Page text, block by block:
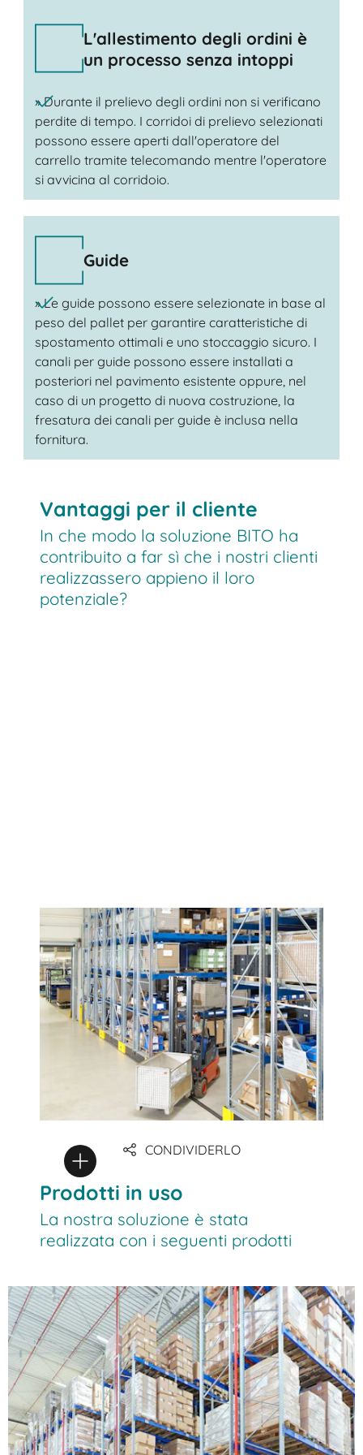
L'allestimento degli ordini è
un processo senza intoppi
» Durante il prelievo degli ordini non si verificano
perdite di tempo. I corridoi di prelievo selezionati
possono essere aperti dall'operatore del
carrello tramite telecomando mentre l'operatore
si avvicina al corridoio.
Guide
» Le guide possono essere selezionate in base al
peso del pallet per garantire caratteristiche di
spostamento ottimali e uno stoccaggio sicuro. I
canali per guide possono essere installati a
posteriori nel pavimento esistente oppure, nel
caso di un progetto di nuova costruzione, la
fresatura dei canali per guide è inclusa nella
fornitura.
Vantaggi per il cliente
In che modo la soluzione BITO ha
contribuito a far sì che i nostri clienti
realizzassero appieno il loro
potenziale?
CONDIVIDERLO
Prodotti in uso
La nostra soluzione è stata
realizzata con i seguenti prodotti